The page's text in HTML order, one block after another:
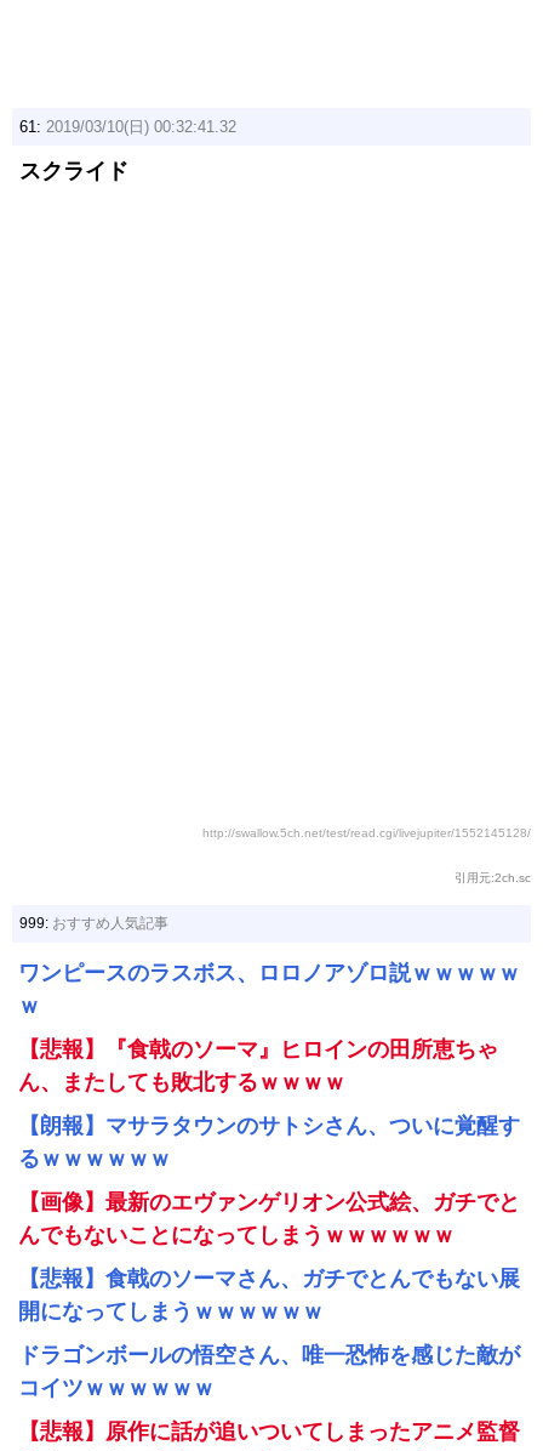
61: 2019/03/10(日) 00:32:41.32
スクライド
http://swallow.5ch.net/test/read.cgi/livejupiter/1552145128/
引用元:2ch.sc
999: おすすめ人気記事
ワンピースのラスボス、ロロノアゾロ説ｗｗｗｗｗ
ｗ
【悲報】『食戟のソーマ』ヒロインの田所恵ちゃ
ん、またしても敗北するｗｗｗｗ
【朗報】マサラタウンのサトシさん、ついに覚醒す
るｗｗｗｗｗｗ
【画像】最新のエヴァンゲリオン公式絵、ガチでと
んでもないことになってしまうｗｗｗｗｗｗ
【悲報】食戟のソーマさん、ガチでとんでもない展
開になってしまうｗｗｗｗｗｗ
ドラゴンボールの悟空さん、唯一恐怖を感じた敵が
コイツｗｗｗｗｗｗ
【悲報】原作に話が追いついてしまったアニメ監督